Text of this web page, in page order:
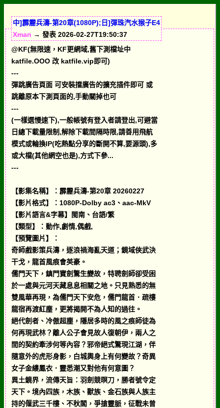
中]霹靂兵濤-第20章(1080P);日]彈珠汽水猴子E4
Xman → 發表 2026-02-27T19:50:37
@KF(無限速，KF更網域,舊下測檔址中
katfile.OOO 改 katfile.vip即可)
---
彈跳廣告頁面 可安裝擋廣告的擴充插件即可 或
跳離原本下測頁面的,手動關掉也可
---
(一樣選慢速下),一般帳號有登入者請登出,可避當
日總下載量限制,解除下載間隔時限,請善用飛航
模式或輪換IP(吃熱點分享的斷開不算,要源頭),多
或大檔(其他網空也是),方式下參...
---
【影集名稱】：霹靂兵濤-第20章 20260227
【影片格式】：1080P-Dolby ac3、aac-MkV
【影片語言&字幕】閩南、台語/繁
【類型】：動作,劇情,偶戲,
【預覽圖片】：
奇師戲影策兵濤，逐浪禍海亂天道；鏡域俠武決
干戈，龍首風痕會英豪。
儒門天下，鎮門寶劍驚生變故，特聘劍師卻受困
於一處與元河天藏息息相關之地。只見熟悉的無
雙風華再現，為儒門天下安危，儒門龍首．疏樓
龍宿再渡紅塵，更將揭開不為人知的過往。
絕代劍者、冷傲超塵，隱居多時的風之痕師徒為
何再現武林？離人公子會見故人復朝伊，兩人之
間的契約牽涉何等內容？邪帝絕式驚現江湖，伴
隨意外的虎形身影，白城輿身上有何變故？奇異
女子金縷鳳衣．靈悉潮又對他有何意圖？
異土鏡界，流傳天旨：羽劍競暝刀，勝者號令定
天下。境內四族，木族、獸族、金石族與人族主
持的偃武三千樓、不秋閣，爭搶靈脈，征戰未曾